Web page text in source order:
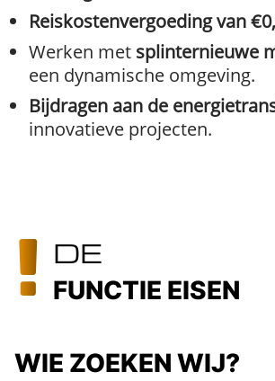
Reiskostenvergoeding van
Werken met splinternieuwe
een dynamische omgeving.
Bijdragen aan de
innovatieve projecten.
DE
FUNCTIE EISEN
WIE ZOEKEN WIJ?